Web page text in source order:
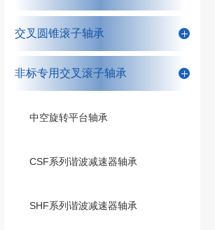
交叉圆锥滚子轴承
非标专用交叉滚子轴承
中空旋转平台轴承
CSF系列谐波减速器轴承
SHF系列谐波减速器轴承